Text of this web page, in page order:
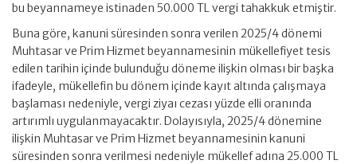
bu beyannameye istinaden 50.000 TL vergi tahakkuk etmiştir.
Buna göre, kanuni süresinden sonra verilen 2025/4 dönemi
Muhtasar ve Prim Hizmet beyannamesinin mükellefiyet tesis
edilen tarihin içinde bulunduğu döneme ilişkin olması bir başka
ifadeyle, mükellefin bu dönem içinde kayıt altında çalışmaya
başlaması nedeniyle, vergi ziyaı cezası yüzde elli oranında
artırımlı uygulanmayacaktır. Dolayısıyla, 2025/4 dönemine
ilişkin Muhtasar ve Prim Hizmet beyannamesinin kanuni
süresinden sonra verilmesi nedeniyle mükellef adına 25.000 TL